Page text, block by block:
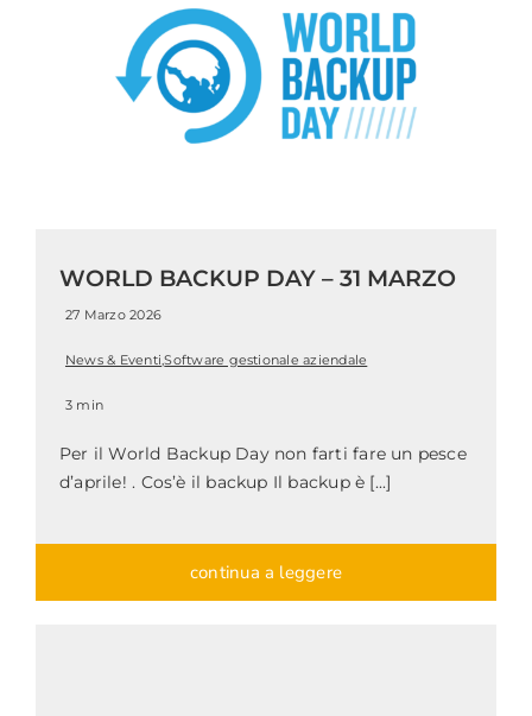
WORLD BACKUP DAY – 31 MARZO
27 Marzo 2026
News & Eventi,Software gestionale aziendale
3 min
Per il World Backup Day non farti fare un pesce
d’aprile! . Cos’è il backup Il backup è [...]
continua a leggere